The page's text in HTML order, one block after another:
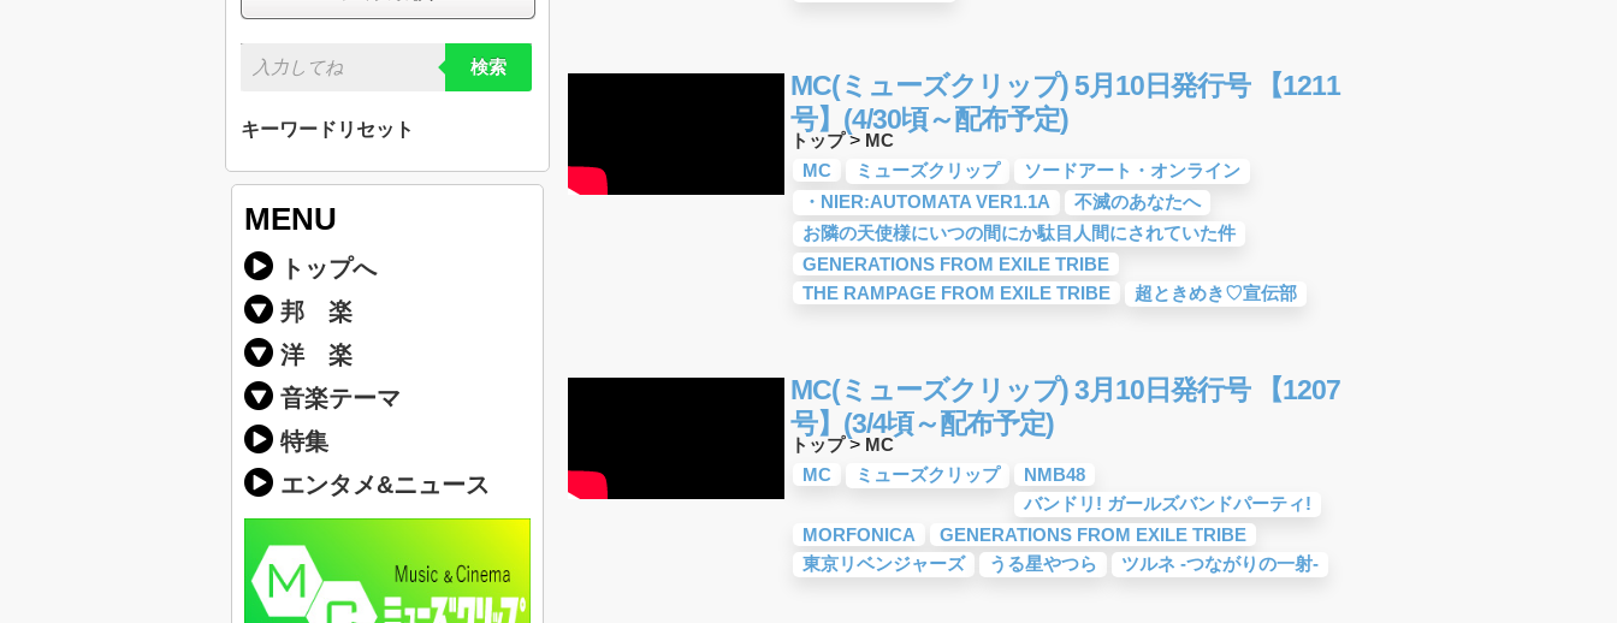
検索
キーワードリセット
MENU
トップへ
邦 楽
洋 楽
ス・ミュージック)
楽」の人気＆おすすめ
音楽テーマ
特集
エンタメ&ニュース
MC(ミューズクリップ) 5月10日発行号 【1211
号】(4/30頃～配布予定)
トップ> MC
MC
ミューズクリップ
ソードアート・オンライン
・NIER:AUTOMATA VER1.1A
不滅のあなたへ
お隣の天使様にいつの間にか駄目人間にされていた件
GENERATIONS FROM EXILE TRIBE
THE RAMPAGE FROM EXILE TRIBE
超ときめき♡宣伝部
MC(ミューズクリップ) 3月10日発行号 【1207
号】(3/4頃～配布予定)
トップ> MC
MC
ミューズクリップ
NMB48
バンドリ! ガールズバンドパーティ!
MORFONICA
GENERATIONS FROM EXILE TRIBE
東京リベンジャーズ
うる星やつら ツルネ -つながりの一射-